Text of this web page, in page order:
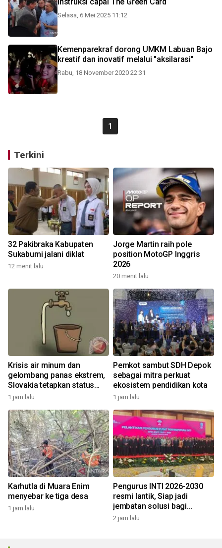
Selasa, 6 Mei 2025 11:12
Kemenparekraf dorong UMKM Labuan Bajo
kreatif dan inovatif melalui "aksilarasi"
Rabu, 18 November 2020 22:31
1
Terkini
32 Pakibraka Kabupaten
Sukabumi jalani diklat
12 menit lalu
Jorge Martin raih pole
position MotoGP Inggris
2026
20 menit lalu
Krisis air minum dan
gelombang panas ekstrem,
Slovakia tetapkan status
darurat
1 jam lalu
Pemkot sambut SDH Depok
sebagai mitra perkuat
ekosistem pendidikan kota
1 jam lalu
Karhutla di Muara Enim
menyebar ke tiga desa
1 jam lalu
Pengurus INTI 2026-2030
resmi lantik, Siap jadi
jembatan solusi bagi
persoalan bangsa
2 jam lalu